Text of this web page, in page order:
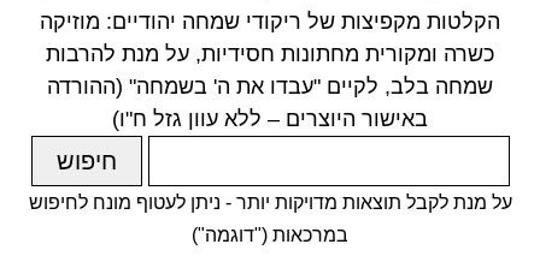
הקלטות מקפיצות של ריקודי שמחה יהודיים: מוזיקה
כשרה ומקורית מחתונות חסידיות, על מנת להרבות
שמחה בלב, לקיים "עבדו את ה' בשמחה" (ההורדה
באישור היוצרים – ללא עוון גזל ח"ו)
על מנת לקבל תוצאות מדויקות יותר - ניתן לעטוף מונח לחיפוש
במרכאות ("דוגמה")